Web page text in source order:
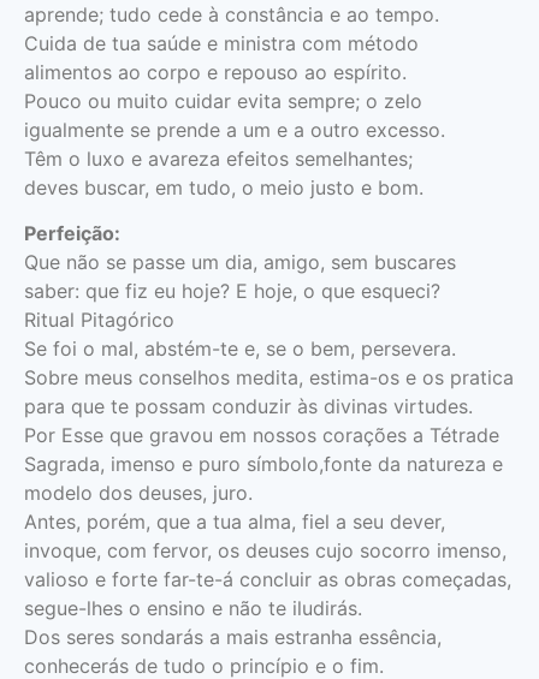
aprende; tudo cede à constância e ao tempo.
Cuida de tua saúde e ministra com método
alimentos ao corpo e repouso ao espírito.
Pouco ou muito cuidar evita sempre; o zelo
igualmente se prende a um e a outro excesso.
Têm o luxo e avareza efeitos semelhantes;
deves buscar, em tudo, o meio justo e bom.
Perfeição:
Que não se passe um dia, amigo, sem buscares
saber: que fiz eu hoje? E hoje, o que esqueci?
Ritual Pitagórico
Se foi o mal, abstém-te e, se o bem, persevera.
Sobre meus conselhos medita, estima-os e os pratica
para que te possam conduzir às divinas virtudes.
Por Esse que gravou em nossos corações a Tétrade
Sagrada, imenso e puro símbolo,fonte da natureza e
modelo dos deuses, juro.
Antes, porém, que a tua alma, fiel a seu dever,
invoque, com fervor, os deuses cujo socorro imenso,
valioso e forte far-te-á concluir as obras começadas,
segue-lhes o ensino e não te iludirás.
Dos seres sondarás a mais estranha essência,
conhecerás de tudo o princípio e o fim.